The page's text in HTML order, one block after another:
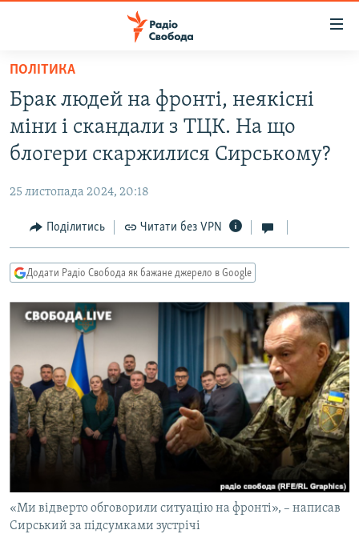
Перейти
основного
матеріалу
Перейти
до
основної
Перейти
до
пошуку
РАДІО СВОБОДА – 70 РОКІВ
ВСЕ ЗА ДОБУ
СТАТТІ
ЕКОНОМІКА
СУСПІЛЬСТВО
УКРАЇНА
РОСІЙСЬКА «ФІЛЬТРАЦІЯ»
ДОНБАС.РЕАЛІЇ
ТИ ЯК?
СХЕМИ
КИТАЙ.ВИКЛИКИ
МУЛЬТИМЕДІА
ФОТО
СПЕЦПРОЄКТИ
ПОДКАСТИ
КРИМ РЕАЛІЇ
РУС
ПОЛІТИКА
Брак людей на фронті, неякісні
міни і скандали з ТЦК. На що
блогери скаржилися Сирському?
25 листопада 2024, 20:18
Поділитись Читати без VPN
Додати Радіо Свобода як бажане джерело в Google
«Ми відверто обговорили ситуацію на фронті», – написав
Сирський за підсумками зустрічі